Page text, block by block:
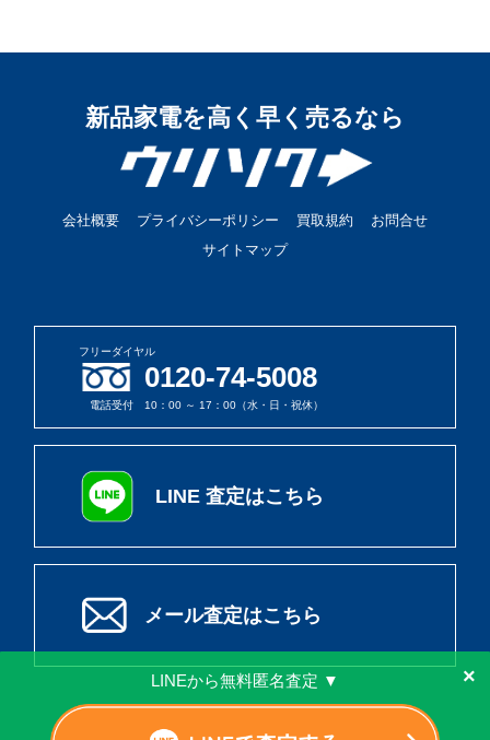
新品家電を高く早く売るなら
会社概要 プライバシーポリシー 買取規約
お問合せ
サイトマップ
フリーダイヤル
0120-74-5008
電話受付 10：00 ～ 17：00（水・日・祝休）
LINE 査定はこちら
メール査定はこちら
LINEから無料匿名査定 ▼ ×